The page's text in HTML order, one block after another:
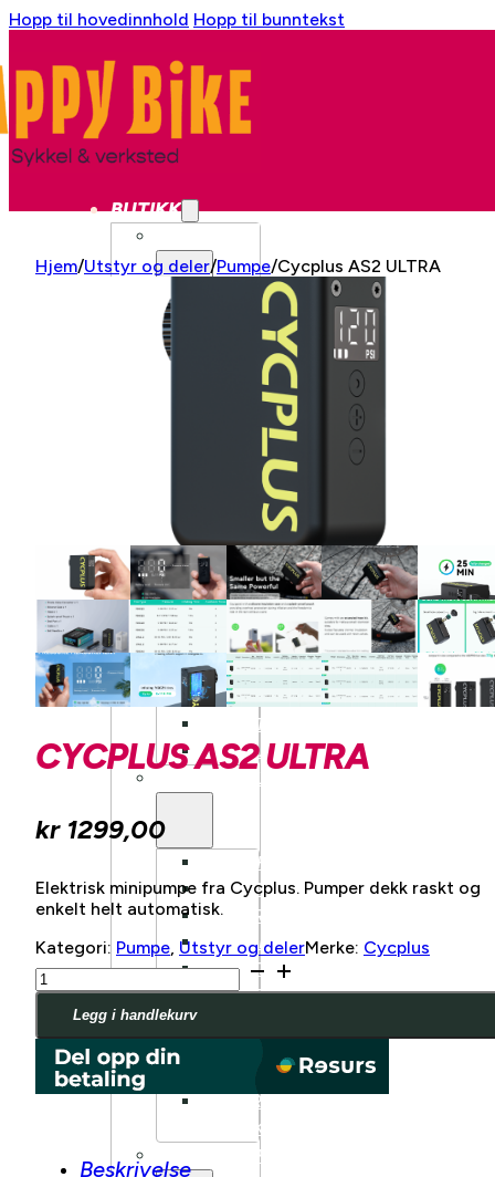
Hopp til hovedinnhold Hopp til bunntekst
BUTIKK
BYSYKKEL
GRAVEL
LANDEVEI
LANDEVEI
KLASSISK
LANDEVEI
AERO
LANDEVEI
TRACK/FIXIE
HARDTAIL
FULLDEMPET
DOWNHILL
DIRT
BALANSESYKKEL
ELSYKKEL
BY/HYBRIDSYKKEL
GRAVEL
HARDTAIL
FULLDEMPET
LETTVEKT
FULLDEMPET
LANDEVEI
BARN/UNGDOM
ELSYKKEL
LASTESYKKEL
Hjem/Utstyr og deler/Pumpe/Cycplus AS2 ULTRA
CYCPLUS AS2 ULTRA
kr1299,00
Elektrisk minipumpe fra Cycplus. Pumper dekk raskt og
enkelt helt automatisk.
Kategori: Pumpe, Utstyr og delerMerke: Cycplus
Cycplus
AS2
ULTRA
antall
Legg i handlekurv
Beskrivelse